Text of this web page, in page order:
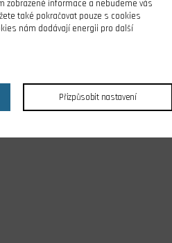
zobrazené informace a nebudeme vás
také pokračovat pouze s cookies
nám dodávají energii pro další
Přizpůsobit nastavení